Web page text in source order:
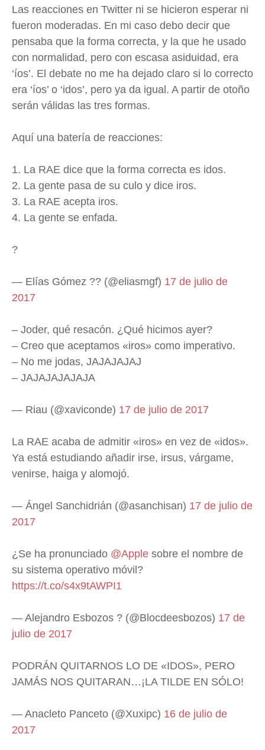
Las reacciones en Twitter ni se hicieron esperar ni
fueron moderadas. En mi caso debo decir que
pensaba que la forma correcta, y la que he usado
con normalidad, pero con escasa asiduidad, era
‘íos’. El debate no me ha dejado claro si lo correcto
era ‘íos’ o ‘idos’, pero ya da igual. A partir de otoño
serán válidas las tres formas.
Aquí una batería de reacciones:
1. La RAE dice que la forma correcta es idos.
2. La gente pasa de su culo y dice iros.
3. La RAE acepta iros.
4. La gente se enfada.
?
— Elías Gómez ?️‍? (@eliasmgf) 17 de julio de
2017
– Joder, qué resacón. ¿Qué hicimos ayer?
– Creo que aceptamos «iros» como imperativo.
– No me jodas, JAJAJAJAJ
– JAJAJAJAJAJA
— Riau (@xaviconde) 17 de julio de 2017
La RAE acaba de admitir «iros» en vez de «idos».
Ya está estudiando añadir irse, irsus, várgame,
venirse, haiga y alomojó.
— Ángel Sanchidrián (@asanchisan) 17 de julio de
2017
¿Se ha pronunciado @Apple sobre el nombre de
su sistema operativo móvil?
https://t.co/s4x9tAWPI1
— Alejandro Esbozos ? (@Blocdeesbozos) 17 de
julio de 2017
PODRÁN QUITARNOS LO DE «IDOS», PERO
JAMÁS NOS QUITARAN…¡LA TILDE EN SÓLO!
— Anacleto Panceto (@Xuxipc) 16 de julio de
2017